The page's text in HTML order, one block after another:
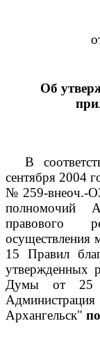
Об
В
сентября 2004
№259-внеоч.-
полномочий
правового
осуществления
15 Правил
утвержденных
Думы от 25
Архангельск"